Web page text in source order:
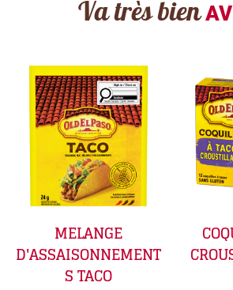
Va très bien
MELANGE
D'ASSAISONNEMENT
S TACO